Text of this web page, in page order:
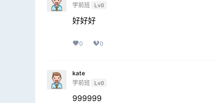
学前班 Lv0
好好好
0 0
kate
学前班 Lv0
999999